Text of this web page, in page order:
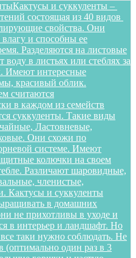
Кактусы и суккуленты –
состоящая из 40 видов
свойства. Они
и способны ее
Разделяются на листовые
воду в листьях или стеблях за
Имеют интересные
красивый облик.
считаются
в каждом из семейств
суккуленты. Такие виды
Ластовневые,
Они схожи по
системе. Имеют
колючки на своем
Различают шаровидные,
членистые,
Кактусы и суккуленты
в домашних
не прихотливы в уходе и
в интерьер и ландшафт. Но
таки нужно соблюдать. Не
(оптимально один раз в 3